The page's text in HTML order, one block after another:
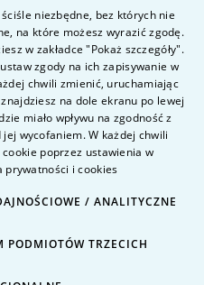
badania
uczelni
POLISH
ENGLISH
niezbędne, bez których nie
na które możesz wyrazić zgodę.
w zakładce "Pokaż szczegóły".
zgody na ich zapisywanie w
chwili zmienić, uruchamiając
na dole ekranu po lewej
miało wpływu na zgodność z
wycofaniem. W każdej chwili
poprzez ustawienia w
prywatności i cookies
/ ANALITYCZNE
PODMIOTÓW TRZECICH